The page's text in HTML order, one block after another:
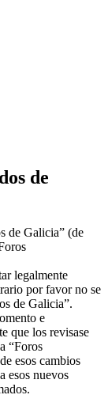
de
de Galicia” (de
legalmente
por favor no se
de Galicia”.
e
que los revisase
“Foros
esos cambios
esos nuevos